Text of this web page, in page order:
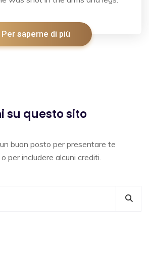
Per saperne di più
su questo sito
buon posto per presentare te
per includere alcuni crediti.